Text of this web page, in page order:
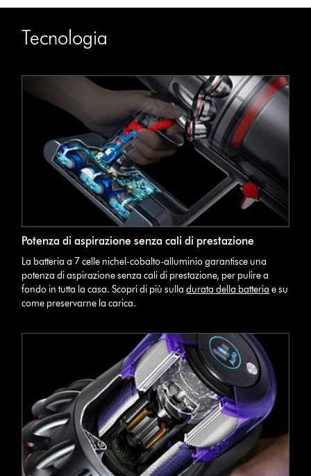
Tecnologia
Potenza di aspirazione senza cali di prestazione
La batteria a 7 celle nichel-cobalto-alluminio garantisce una
potenza di aspirazione senza cali di prestazione, per pulire a
fondo in tutta la casa. Scopri di più sulladurata della batteria e su
come preservarne la carica.